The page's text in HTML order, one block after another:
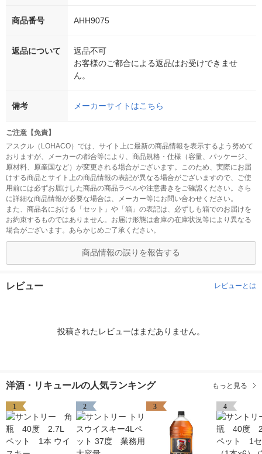
商品番号 AHH9075
返品について
返品不可
お客様のご都合による返品はお受けできませ
ん。
備考 メーカーサイトはこちら
ご注意【免責】
アスクル（LOHACO）では、サイト上に最新の商品情報を表示するよう努めて
おりますが、メーカーの都合等により、商品規格・仕様（容量、パッケージ、
原材料、原産国など）が変更される場合がございます。このため、実際にお届
けする商品とサイト上の商品情報の表記が異なる場合がございますので、ご使
用前には必ずお届けした商品の商品ラベルや注意書きをご確認ください。さら
に詳細な商品情報が必要な場合は、メーカー等にお問い合わせください。
また、商品名における「セット」や「箱」の表記は、必ずしも箱でのお届けを
お約束するものではありません。お届け形態は倉庫の在庫状況等により異なる
場合がございます。あらかじめご了承ください。
商品情報の誤りを報告する
レビュー レビューとは
投稿されたレビューはまだありません。
洋酒・リキュールの人気ランキング もっと見る
1 2 3 4